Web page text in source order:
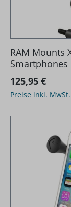
RAM Mounts
Smartphones
Zoll),
(Lenker/
Regulärer Preis:
125,95 €
Preise inkl.